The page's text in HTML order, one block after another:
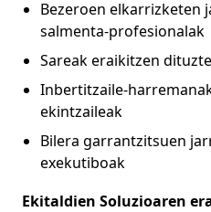
Bezeroen elkarrizketen
salmenta-profesionalak
Sareak eraikitzen
Inbertitzaile-
ekintzaileak
Bilera garrantzitsuen
exekutiboak
Ekitaldien Soluzioaren